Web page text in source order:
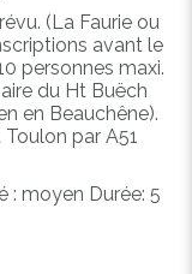
(La Faurie ou
avant le
personnes maxi.
du Ht Buëch
en Beauchêne).
par A51
: moyen Durée: 5